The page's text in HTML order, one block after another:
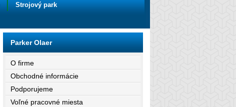
Strojový park
Parker Olaer
O firme
Obchodné informácie
Podporujeme
Voľné pracovné miesta